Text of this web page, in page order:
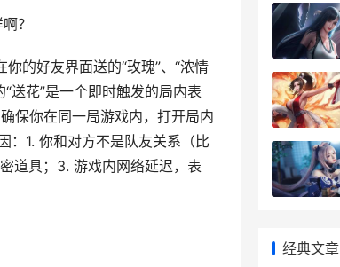
？
的好友界面送的“玫瑰”、“浓情
送花”是一个即时触发的局内表
保你在同一局游戏内，打开局内
：1. 你和对方不是队友关系（比
道具；3. 游戏内网络延迟，表
经典文章